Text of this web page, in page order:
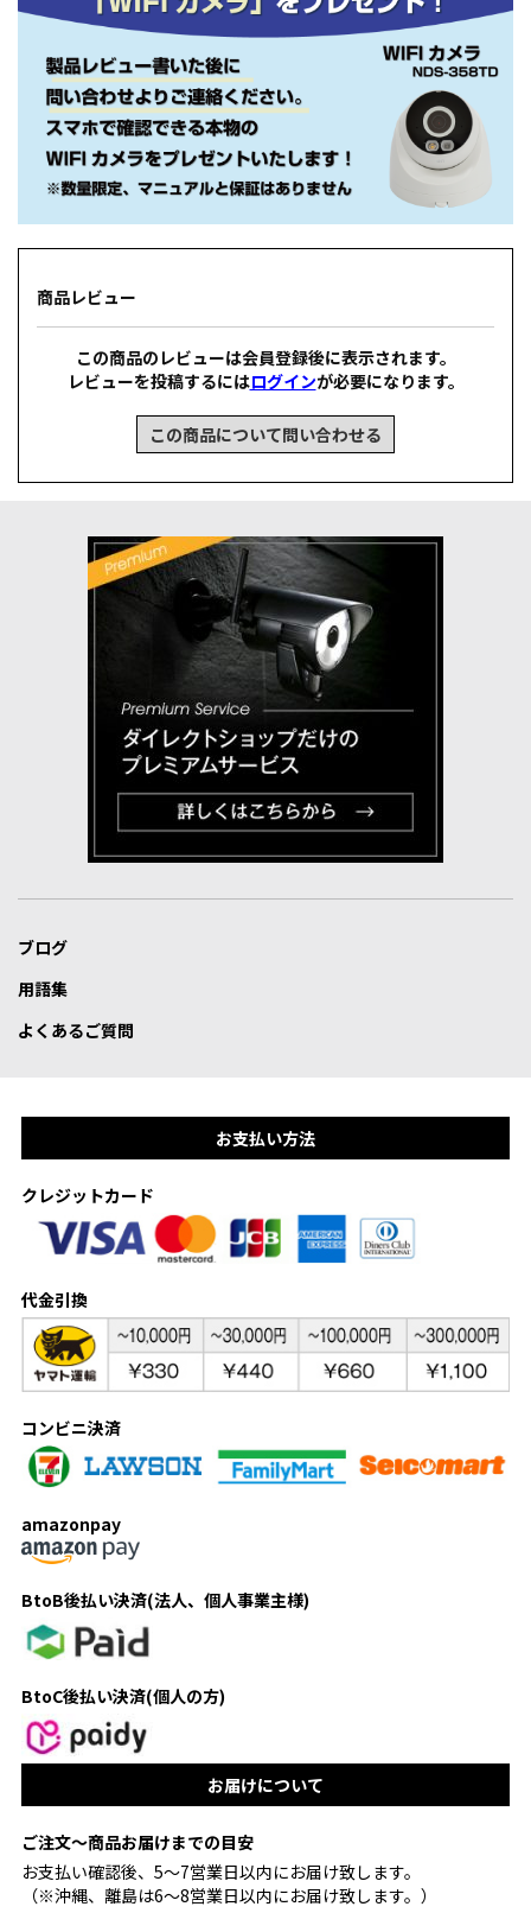
商品レビュー
この商品のレビューは会員登録後に表示されます。
レビューを投稿するにはログインが必要になります。
この商品について問い合わせる
ブログ
用語集
よくあるご質問
お支払い方法
クレジットカード
代金引換
コンビニ決済
amazonpay
BtoB後払い決済(法人、個人事業主様)
BtoC後払い決済(個人の方)
お届けについて
ご注文〜商品お届けまでの目安
お支払い確認後、5〜7営業日以内にお届け致します。
（※沖縄、離島は6〜8営業日以内にお届け致します。）